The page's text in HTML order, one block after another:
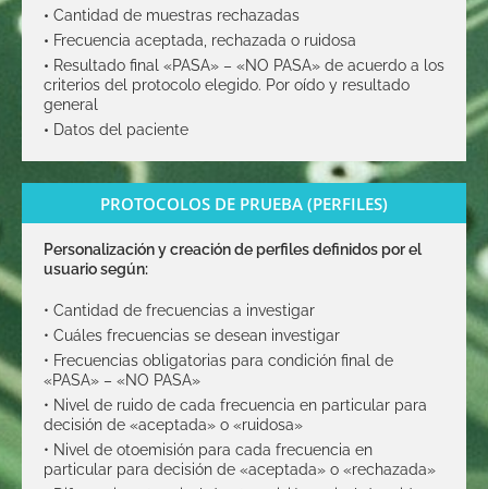
• Cantidad de muestras rechazadas
• Frecuencia aceptada, rechazada o ruidosa
• Resultado final «PASA» – «NO PASA» de acuerdo a los
criterios del protocolo elegido. Por oído y resultado
general
• Datos del paciente
PROTOCOLOS DE PRUEBA (PERFILES)
Personalización y creación de perfiles definidos por el
usuario según:
• Cantidad de frecuencias a investigar
• Cuáles frecuencias se desean investigar
• Frecuencias obligatorias para condición final de
«PASA» – «NO PASA»
• Nivel de ruido de cada frecuencia en particular para
decisión de «aceptada» o «ruidosa»
• Nivel de otoemisión para cada frecuencia en
particular para decisión de «aceptada» o «rechazada»